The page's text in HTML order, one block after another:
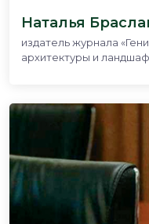
Наталья
издатель журнала
архитектуры и